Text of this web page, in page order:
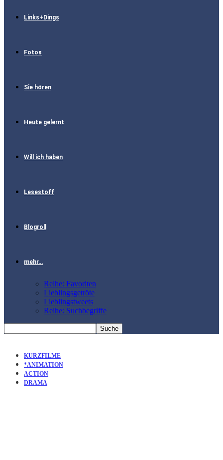
Links+Dings
Fotos
Sie hören
Heute gelernt
Will ich haben
Lesestoff
Blogroll
mehr…
Reihe: Favoriten
Lieblingsgetröte
Lieblingstweets
Reihe: Suchbegriffe
KURZFILME
*ANIMATION
ACTION
DRAMA